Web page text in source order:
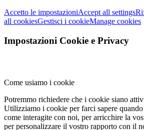
Accetto le impostazioniAccept all settings
all cookiesGestisci i cookieManage cookies
Impostazioni Cookie e Privacy
Come usiamo i cookie
Potremmo richiedere che i cookie siano
Utilizziamo i cookie per farci sapere
come interagite con noi, per arricchire la
per personalizzare il vostro rapporto con il